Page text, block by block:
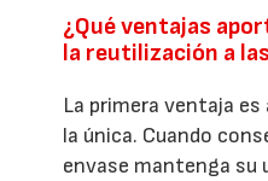
¿Qué ventajas
la reutilización a
La primera ventaja
la única. Cuando
envase mantenga su